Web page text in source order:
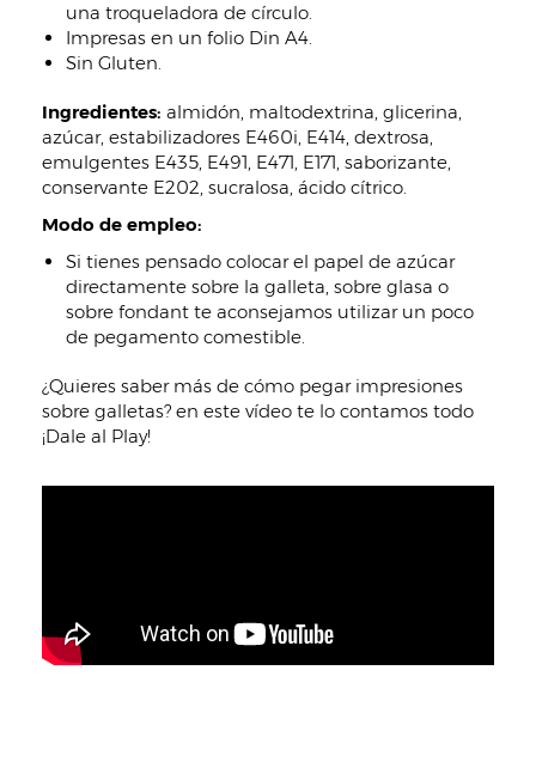
una troqueladora de círculo.
Impresas en un folio Din A4.
Sin Gluten.
Ingredientes: almidón, maltodextrina, glicerina,
azúcar, estabilizadores E460i, E414, dextrosa,
emulgentes E435, E491, E471, E171, saborizante,
conservante E202, sucralosa, ácido cítrico.
Modo de empleo:
Si tienes pensado colocar el papel de azúcar
directamente sobre la galleta, sobre glasa o
sobre fondant te aconsejamos utilizar un poco
de pegamento comestible.
¿Quieres saber más de cómo pegar impresiones
sobre galletas? en este vídeo te lo contamos todo
¡Dale al Play!